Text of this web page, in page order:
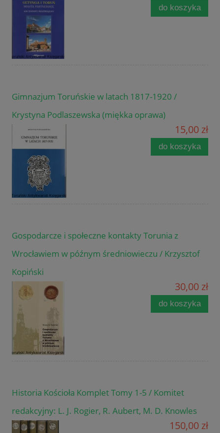
do koszyka
Gimnazjum Toruńskie w latach 1817-1920 /
Krystyna Podlaszewska (miękka oprawa)
15,00 zł
do koszyka
Gospodarcze i społeczne kontakty Torunia z
Wrocławiem w późnym średniowieczu / Krzysztof
Kopiński
30,00 zł
do koszyka
Historia Kościoła Komplet Tomy 1-5 / Komitet
redakcyjny: L. J. Rogier, R. Aubert, M. D. Knowles
150,00 zł